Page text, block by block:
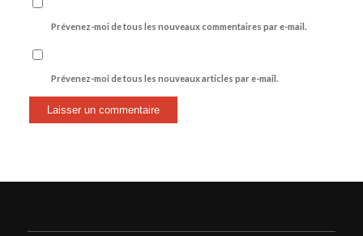
Prévenez-moi de tous les nouveaux commentaires par e-mail.
Prévenez-moi de tous les nouveaux articles par e-mail.